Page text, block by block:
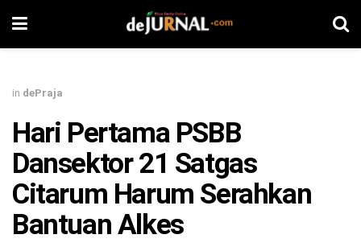
in dePraja
Hari Pertama PSBB
Dansektor 21 Satgas
Citarum Harum Serahkan
Bantuan Alkes